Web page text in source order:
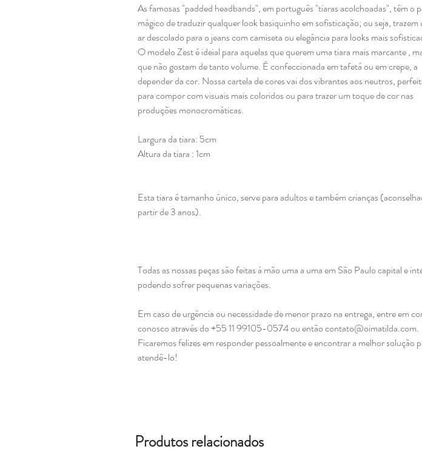
As famosas "padded headbands", em português "tiaras acolchoadas", têm o
mágico de traduzir qualquer look basiquinho em sofisticação; ou seja, trazem
ar descolado para o jeans com camiseta ou elegância para looks mais
O modelo Zest é ideial para aquelas que querem uma tiara mais marcante ,
que não gostam de tanto volume. É confeccionada em tafetá ou em crepe, a
depender da cor. Nossa cartela de cores vai dos vibrantes aos neutros,
para compor com visuais mais coloridos ou para trazer um toque de cor nas
produções monocromáticas.
Largura da tiara: 5cm
Altura da tiara : 1cm
Esta tiara é tamanho único, serve para adultos e também crianças
partir de 3 anos).
Todas as nossas peças são feitas à mão uma a uma em São Paulo capital e
podendo sofrer pequenas variações.
Em caso de urgência ou necessidade de menor prazo na entrega, entre em
conosco através do +55 11 99105-0574 ou então contato@oimatilda.com.
Ficaremos felizes em responder pessoalmente e encontrar a melhor solução
atendê-lo!
Produtos relacionados